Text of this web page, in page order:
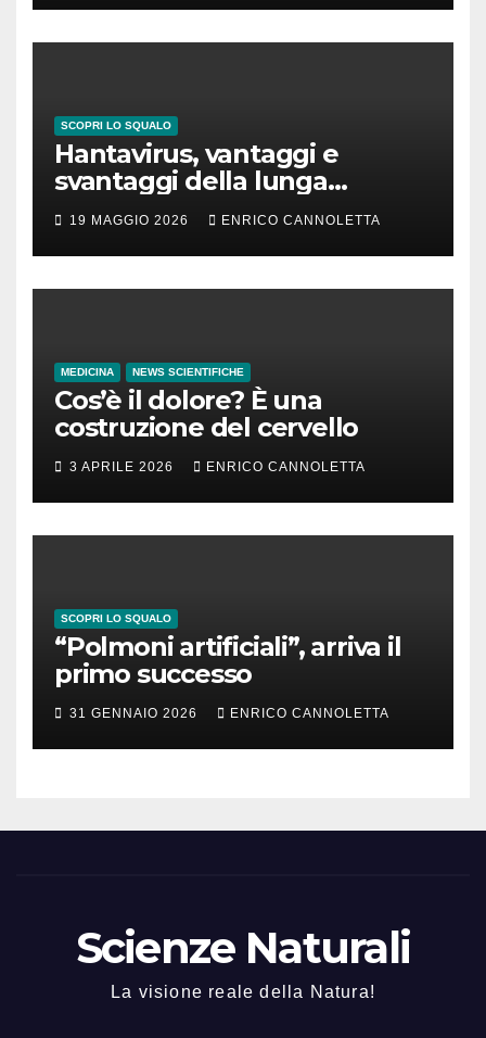
SCOPRI LO SQUALO
Hantavirus, vantaggi e
svantaggi della lunga
incubazione
19 MAGGIO 2026 ENRICO CANNOLETTA
MEDICINA NEWS SCIENTIFICHE
Cos’è il dolore? È una
costruzione del cervello
3 APRILE 2026 ENRICO CANNOLETTA
SCOPRI LO SQUALO
“Polmoni artificiali”, arriva il
primo successo
31 GENNAIO 2026 ENRICO CANNOLETTA
Scienze Naturali
La visione reale della Natura!